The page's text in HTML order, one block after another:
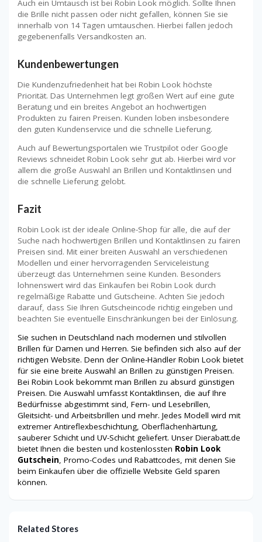
Auch ein Umtausch ist bei Robin Look möglich. Sollte Ihnen
die Brille nicht passen oder nicht gefallen, können Sie sie
innerhalb von 14 Tagen umtauschen. Hierbei fallen jedoch
gegebenenfalls Versandkosten an.
Kundenbewertungen
Die Kundenzufriedenheit hat bei Robin Look höchste
Priorität. Das Unternehmen legt großen Wert auf eine gute
Beratung und ein breites Angebot an hochwertigen
Produkten zu fairen Preisen. Kunden loben insbesondere
den guten Kundenservice und die schnelle Lieferung.
Auch auf Bewertungsportalen wie Trustpilot oder Google
Reviews schneidet Robin Look sehr gut ab. Hierbei wird vor
allem die große Auswahl an Brillen und Kontaktlinsen und
die schnelle Lieferung gelobt.
Fazit
Robin Look ist der ideale Online-Shop für alle, die auf der
Suche nach hochwertigen Brillen und Kontaktlinsen zu fairen
Preisen sind. Mit einer breiten Auswahl an verschiedenen
Modellen und einer hervorragenden Serviceleistung
überzeugt das Unternehmen seine Kunden. Besonders
lohnenswert wird das Einkaufen bei Robin Look durch
regelmäßige Rabatte und Gutscheine. Achten Sie jedoch
darauf, dass Sie Ihren Gutscheincode richtig eingeben und
beachten Sie eventuelle Einschränkungen bei der Einlösung.
Sie suchen in Deutschland nach modernen und stilvollen
Brillen für Damen und Herren. Sie befinden sich also auf der
richtigen Website. Denn der Online-Händler Robin Look bietet
für sie eine breite Auswahl an Brillen zu günstigen Preisen.
Bei Robin Look bekommt man Brillen zu absurd günstigen
Preisen. Die Auswahl umfasst Kontaktlinsen, die auf Ihre
Bedürfnisse abgestimmt sind, Fern- und Lesebrillen,
Gleitsicht- und Arbeitsbrillen und mehr. Jedes Modell wird mit
extremer Antireflexbeschichtung, Oberflächenhärtung,
sauberer Schicht und UV-Schicht geliefert. Unser Dierabatt.de
bietet Ihnen die besten und kostenlossten Robin Look
Gutschein, Promo-Codes und Rabattcodes, mit denen Sie
beim Einkaufen über die offizielle Website Geld sparen
können.
Related Stores